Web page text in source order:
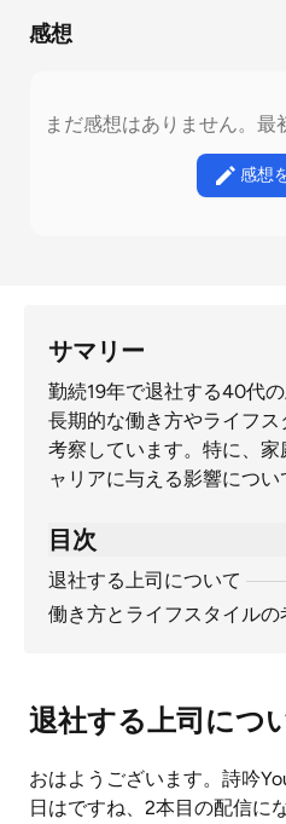
感想
まだ感想はありません。最
感想
サマリー
勤続19年で退社する40代
長期的な働き方やライフ
考察しています。特に、
ャリアに与える影響につい
目次
退社する上司について
働き方とライフスタイルの
退社する上司につ
おはようございます。詩吟
日はですね、2本目の配信に